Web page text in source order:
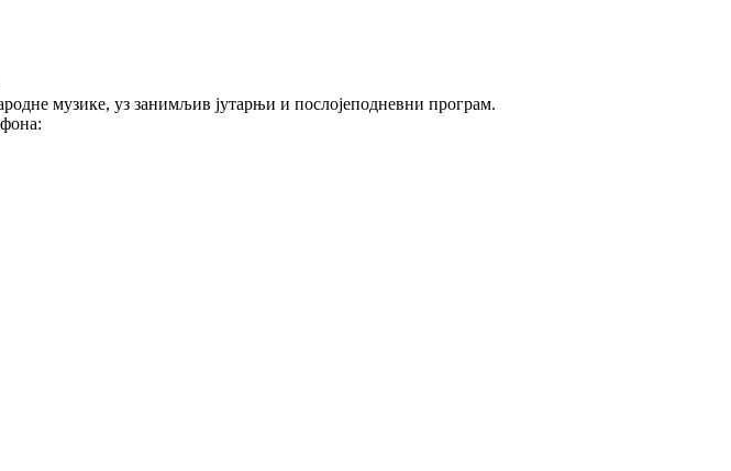
музике, уз занимљив јутарњи и послојеподневни програм.